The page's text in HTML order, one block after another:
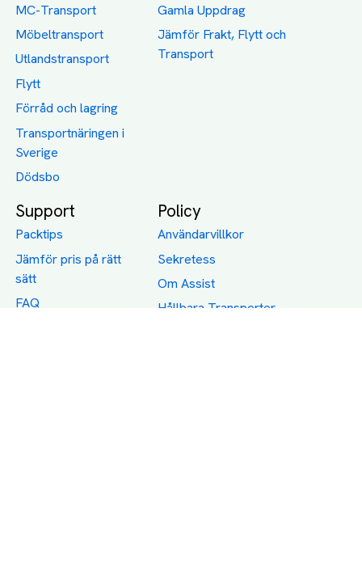
MC-Transport
Möbeltransport
Utlandstransport
Flytt
Förråd och lagring
Transportnäringen i
Sverige
Dödsbo
Gamla Uppdrag
Jämför Frakt, Flytt och
Transport
Support
Packtips
Jämför pris på rätt
sätt
FAQ
Policy
Användarvillkor
Sekretess
Om Assist
Hållbara Transporter